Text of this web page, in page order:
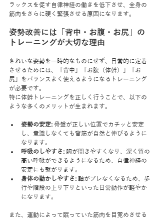
ラックスを促す自律神経の働きを低下させ、全身の
筋肉をさらに硬く緊張させる原因になります。
姿勢改善には「背中・お腹・お尻」の
トレーニングが大切な理由
きれいな姿勢を一時的なものにせず、日常的に定着
させるためには、「背中」「お腹（体幹）」「お
尻」をバランスよく使えるようになるトレーニング
が必要です。
特に体幹トレーニングを正しく行うことで、以下の
ような多くのメリットが生まれます。
姿勢の安定: 骨盤が正しい位置でカチッと安定
し、意識しなくても背筋が自然と伸びるように
なります。
呼吸のしやすさ: 胸が開きやすくなり、深く質の
高い呼吸ができるようになるため、自律神経の
安定にも繋がります。
身体の動かしやすさ: 軸がブレなくなるため、歩
行や階段の上り下りといった日常動作が軽やか
になります。
また、運動によって眠っていた筋肉を目覚めさせる